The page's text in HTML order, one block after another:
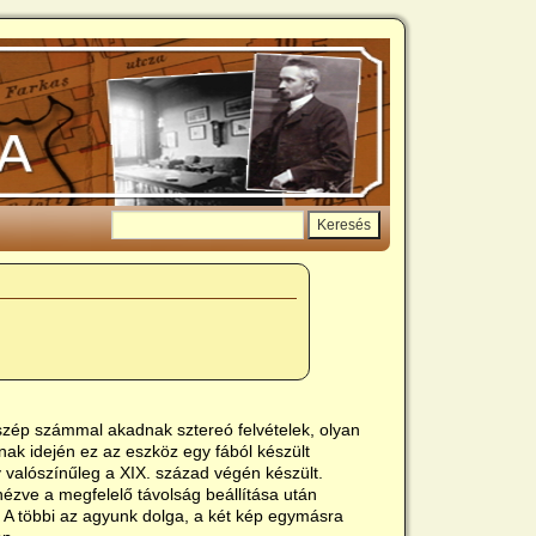
számmal akadnak sztereó felvételek, olyan
idején ez az eszköz egy fából készült
a XIX. század végén készült.
a megfelelő távolság beállítása után
többi az agyunk dolga, a két kép egymásra